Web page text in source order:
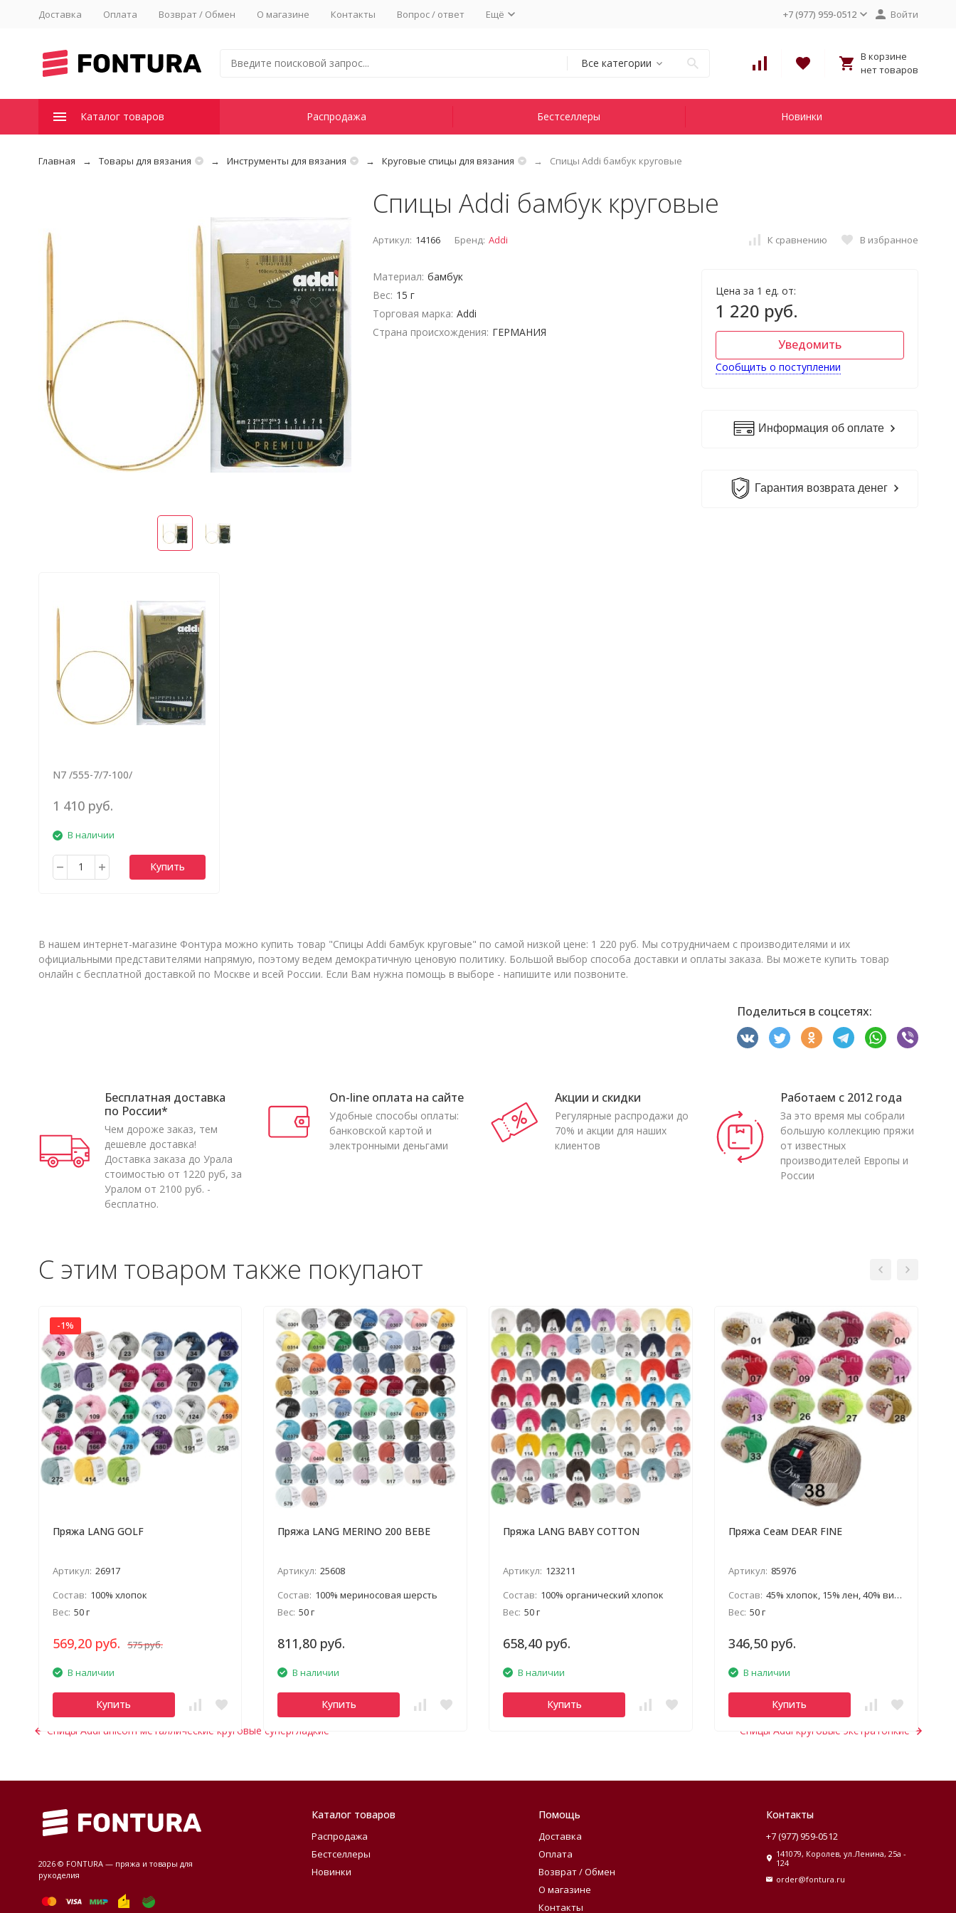
Доставка Оплата Возврат / Обмен О магазине Контакты Вопрос / ответ Ещё +7 (977) 959-0512 Войти
Все категории
В корзине
нет товаров
Каталог товаров Распродажа Бестселлеры Новинки
Главная Товары для вязания Инструменты для вязания Круговые спицы для вязания Спицы Addi бамбук круговые
Спицы Addi бамбук круговые
Артикул: 14166 Бренд: Addi К сравнению В избранное
Материал: бамбук
Вес: 15 г
Торговая марка: Addi
Страна происхождения: ГЕРМАНИЯ
Цена за 1 ед. от:
1 220 руб.
Уведомить
Сообщить о поступлении
Информация об оплате
Гарантия возврата денег
N7 /555-7/7-100/
1 410 руб.
В наличии
Купить
В нашем интернет-магазине Фонтура можно купить товар "Спицы Addi бамбук круговые" по самой низкой цене: 1 220 руб. Мы сотрудничаем с производителями и их
официальными представителями напрямую, поэтому ведем демократичную ценовую политику. Большой выбор способа доставки и оплаты заказа. Вы можете купить товар
онлайн с бесплатной доставкой по Москве и всей России. Если Вам нужна помощь в выборе - напишите или позвоните.
Поделиться в соцсетях:
Бесплатная доставка
по России*
Чем дороже заказ, тем
дешевле доставка!
Доставка заказа до Урала
стоимостью от 1220 руб, за
Уралом от 2100 руб. -
бесплатно.
On-line оплата на сайте
Удобные способы оплаты:
банковской картой и
электронными деньгами
Акции и скидки
Регулярные распродажи до
70% и акции для наших
клиентов
Работаем с 2012 года
За это время мы собрали
большую коллекцию пряжи
от известных
производителей Европы и
России
С этим товаром также покупают
-1%
Пряжа LANG GOLF
Артикул: 26917
Состав: 100% хлопок
Вес: 50 г
569,20 руб. 575 руб.
В наличии
Купить
Пряжа LANG MERINO 200 BEBE
Артикул: 25608
Состав: 100% мериносовая шерсть
Вес: 50 г
811,80 руб.
В наличии
Купить
Пряжа LANG BABY COTTON
Артикул: 123211
Состав: 100% органический хлопок
Вес: 50 г
658,40 руб.
В наличии
Купить
Пряжа Сеам DEAR FINE
Артикул: 85976
Состав: 45% хлопок, 15% лен, 40% вискоза
Вес: 50 г
346,50 руб.
В наличии
Купить
Спицы Addi unicorn металлические круговые супергладкие Спицы Addi круговые экстратонкие
2026 © FONTURA — пряжа и товары для
рукоделия
Каталог товаров
Распродажа
Бестселлеры
Новинки
Помощь
Доставка
Оплата
Возврат / Обмен
О магазине
Контакты
Контакты
+7 (977) 959-0512
141079, Королев, ул.Ленина, 25а -
124
order@fontura.ru